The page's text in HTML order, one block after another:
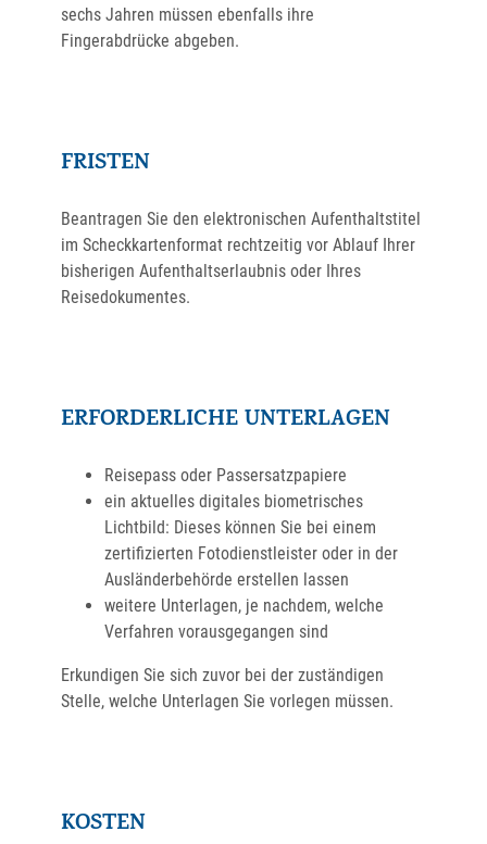
sechs Jahren müssen ebenfalls ihre
Fingerabdrücke abgeben.
FRISTEN
Beantragen Sie den elektronischen Aufenthaltstitel
im Scheckkartenformat rechtzeitig vor Ablauf Ihrer
bisherigen Aufenthaltserlaubnis oder Ihres
Reisedokumentes.
ERFORDERLICHE UNTERLAGEN
Reisepass oder Passersatzpapiere
ein aktuelles digitales biometrisches
Lichtbild: Dieses können Sie bei einem
zertifizierten Fotodienstleister oder in der
Ausländerbehörde erstellen lassen
weitere Unterlagen, je nachdem, welche
Verfahren vorausgegangen sind
Erkundigen Sie sich zuvor bei der zuständigen
Stelle, welche Unterlagen Sie vorlegen müssen.
KOSTEN